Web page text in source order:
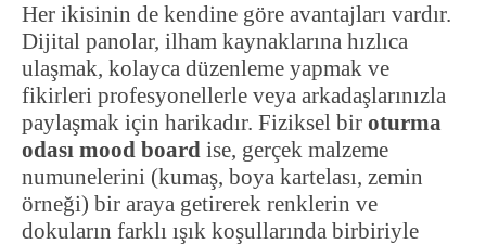
Her ikisinin de kendine göre avantajları vardır.
Dijital panolar, ilham kaynaklarına hızlıca
ulaşmak, kolayca düzenleme yapmak ve
fikirleri profesyonellerle veya arkadaşlarınızla
paylaşmak için harikadır. Fiziksel bir oturma
odası mood board ise, gerçek malzeme
numunelerini (kumaş, boya kartelası, zemin
örneği) bir araya getirerek renklerin ve
dokuların farklı ışık koşullarında birbiriyle